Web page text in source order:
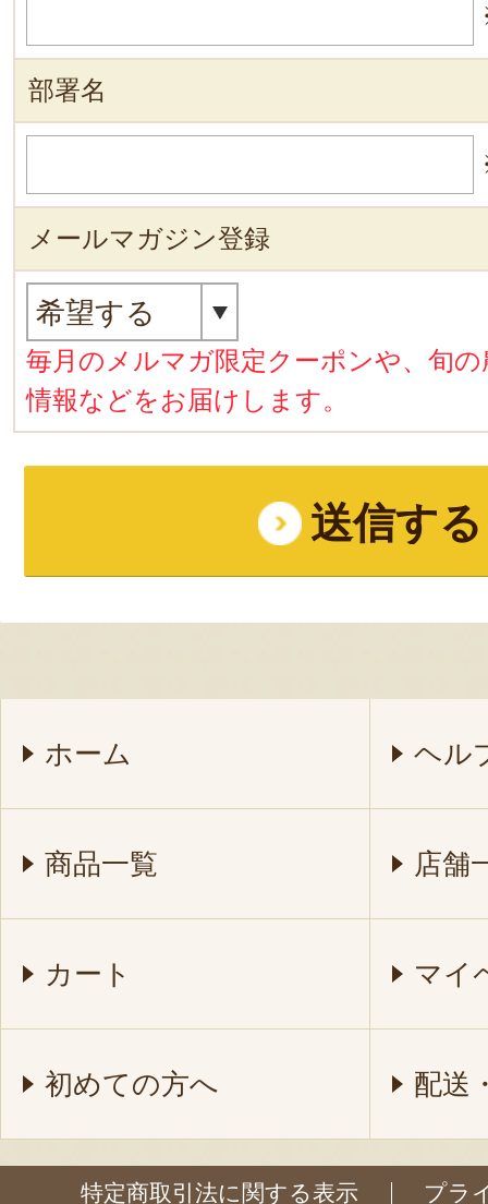
部署名
メールマガジン登録
毎月のメルマガ限定クーポンや、旬
情報などをお届けします。
ホーム ヘル
商品一覧 店舗
カート マイ
初めての方へ 配送
特定商取引法に関する表示 プラ